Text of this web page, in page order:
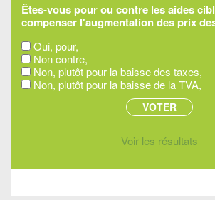
Êtes-vous pour ou contre les aides
compenser l'augmentation des prix
Oui, pour,
Non contre,
Non, plutôt pour la baisse des taxes,
Non, plutôt pour la baisse de la TVA,
Voir les résultats